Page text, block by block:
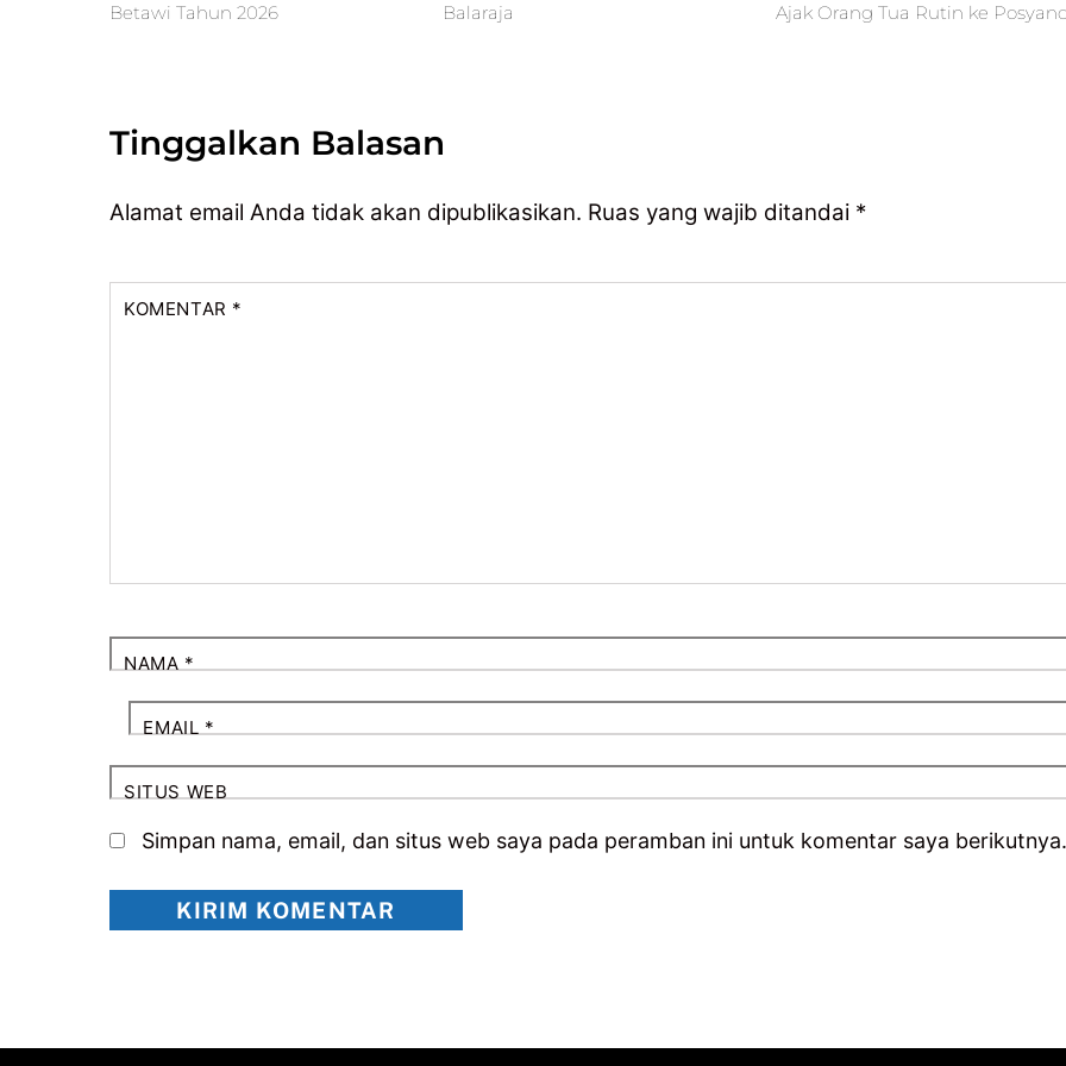
Betawi Tahun 2026
Balaraja
Ajak Orang Tua Rutin ke
Tinggalkan Balasan
Alamat email Anda tidak akan dipublikasikan. Ruas yang wajib ditandai *
KOMENTAR *
NAMA*
EMAIL*
SITUS WEB
Simpan nama, email, dan situs web saya pada peramban ini untuk komentar saya